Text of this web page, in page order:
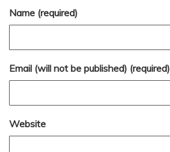
Name (required)
Email (will not be published) (required)
Website